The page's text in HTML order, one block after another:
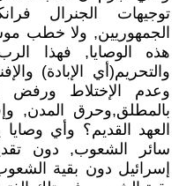
توجيهات الجنرال
الجمهوريين, ولا خطب
هذه الوصايا, فهذا
والتحريم(أي الإبادة)
وعدم الإختلاط ورفض
بالمطلق,وحرق المدن,
العهد القديم؟ وأي
سائر الشعوب, دون
إسرائيل دون بقية